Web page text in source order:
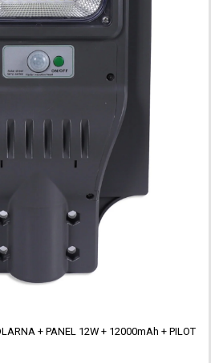
+ PANEL 12W + 12000mAh + PILOT